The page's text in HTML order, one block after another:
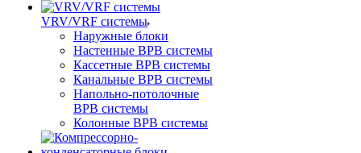
VRV/VRF системы
Наружные блоки
Настенные ВРВ системы
Кассетные ВРВ системы
Канальные ВРВ системы
Напольно-потолочные
ВРВ системы
Колонные ВРВ системы